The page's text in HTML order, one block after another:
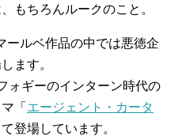
もちろんルークのこと。
ールベ作品の中では悪徳企
ます。
ォギーのインターン時代の
「 エージェント・カータ
登場しています。